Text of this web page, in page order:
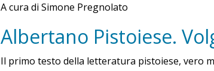
A cura di Simone Pregnolato
Albertano Pistoiese.
Il primo testo della letteratura pistoiese, vero